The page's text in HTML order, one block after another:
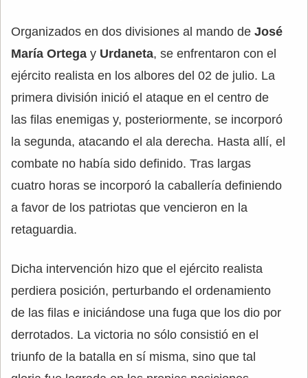
Organizados en dos divisiones al mando de José
María Ortega y Urdaneta, se enfrentaron con el
ejército realista en los albores del 02 de julio. La
primera división inició el ataque en el centro de
las filas enemigas y, posteriormente, se incorporó
la segunda, atacando el ala derecha. Hasta allí, el
combate no había sido definido. Tras largas
cuatro horas se incorporó la caballería definiendo
a favor de los patriotas que vencieron en la
retaguardia.
Dicha intervención hizo que el ejército realista
perdiera posición, perturbando el ordenamiento
de las filas e iniciándose una fuga que los dio por
derrotados. La victoria no sólo consistió en el
triunfo de la batalla en sí misma, sino que tal